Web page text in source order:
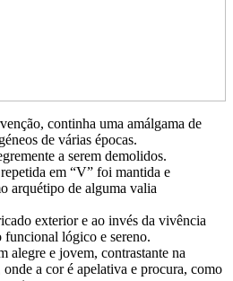
continha uma amálgama de
de várias épocas.
a serem demolidos.
em “V” foi mantida e
arquétipo de alguma valia
exterior e ao invés da vivência
lógico e sereno.
alegre e jovem, contrastante na
a cor é apelativa e procura, como